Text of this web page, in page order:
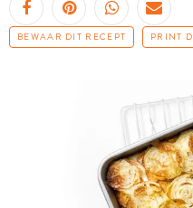
BEWAAR DIT RECEPT PRINT